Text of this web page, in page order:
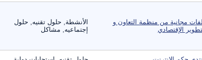
مجانية من منظمة التعاون و
الإقتصادي
الأنشطة, حلول تقنيه, حلول
إجتماعيه, مشاكل